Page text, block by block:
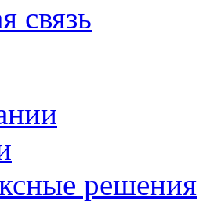
связь
решения